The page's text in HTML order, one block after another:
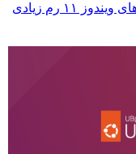
مایکروسافت اعتراف کرد اپلیکیشن‌های ویندوز ۱۱ رم زیادی